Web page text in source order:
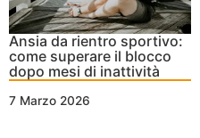
Ansia da rientro sportivo:
come superare il blocco
dopo mesi di inattività
7 Marzo 2026